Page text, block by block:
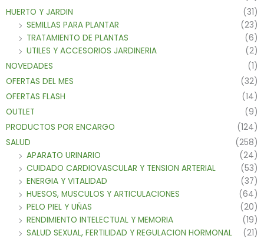
HUERTO Y JARDIN
(31)
SEMILLAS PARA PLANTAR
(23)
TRATAMIENTO DE PLANTAS
(6)
UTILES Y ACCESORIOS JARDINERIA
(2)
NOVEDADES
(1)
OFERTAS DEL MES
(32)
OFERTAS FLASH
(14)
OUTLET
(9)
PRODUCTOS POR ENCARGO
(124)
SALUD
(258)
APARATO URINARIO
(24)
CUIDADO CARDIOVASCULAR Y TENSION ARTERIAL
(53)
ENERGIA Y VITALIDAD
(37)
HUESOS, MUSCULOS Y ARTICULACIONES
(64)
PELO PIEL Y UÑAS
(20)
RENDIMIENTO INTELECTUAL Y MEMORIA
(19)
SALUD SEXUAL, FERTILIDAD Y REGULACION HORMONAL
(21)